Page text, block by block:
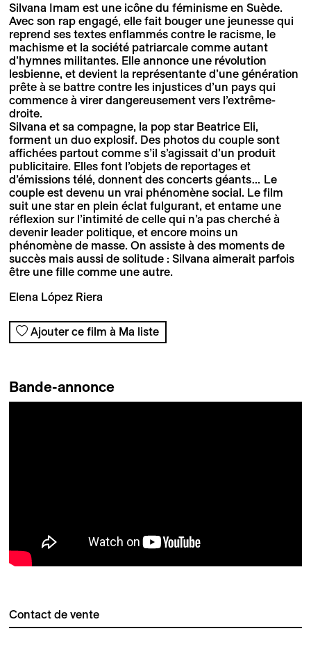
Silvana Imam est une icône du féminisme en Suède.
Avec son rap engagé, elle fait bouger une jeunesse qui
reprend ses textes enflammés contre le racisme, le
machisme et la société patriarcale comme autant
d’hymnes militantes. Elle annonce une révolution
lesbienne, et devient la représentante d’une génération
prête à se battre contre les injustices d’un pays qui
commence à virer dangereusement vers l’extrême-
droite.
Silvana et sa compagne, la pop star Beatrice Eli,
forment un duo explosif. Des photos du couple sont
affichées partout comme s’il s’agissait d’un produit
publicitaire. Elles font l’objets de reportages et
d’émissions télé, donnent des concerts géants… Le
couple est devenu un vrai phénomène social. Le film
suit une star en plein éclat fulgurant, et entame une
réflexion sur l’intimité de celle qui n’a pas cherché à
devenir leader politique, et encore moins un
phénomène de masse. On assiste à des moments de
succès mais aussi de solitude : Silvana aimerait parfois
être une fille comme une autre.
Elena López Riera
Ajouter ce film à Ma liste
Bande-annonce
Contact de vente